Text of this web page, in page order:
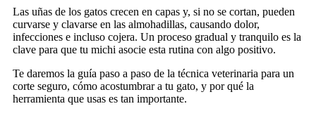
Las uñas de los gatos crecen en capas y, si no se cortan, pueden
curvarse y clavarse en las almohadillas, causando dolor,
infecciones e incluso cojera. Un proceso gradual y tranquilo es la
clave para que tu michi asocie esta rutina con algo positivo.
Te daremos la guía paso a paso de la técnica veterinaria para un
corte seguro, cómo acostumbrar a tu gato, y por qué la
herramienta que usas es tan importante.